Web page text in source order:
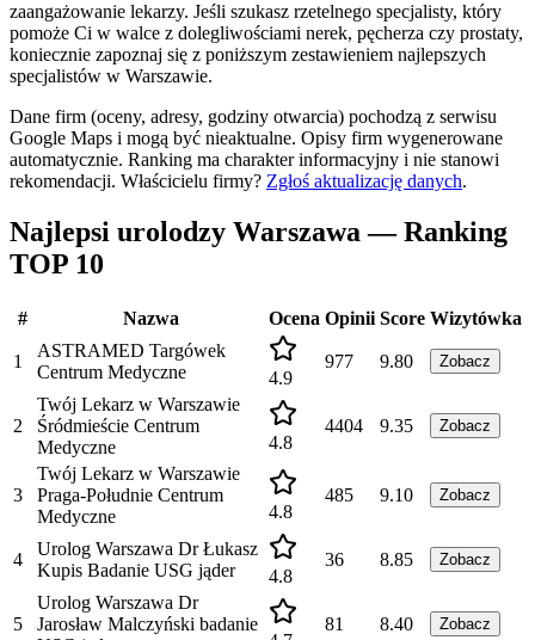
zaangażowanie lekarzy. Jeśli szukasz rzetelnego specjalisty, który
pomoże Ci w walce z dolegliwościami nerek, pęcherza czy prostaty,
koniecznie zapoznaj się z poniższym zestawieniem najlepszych
specjalistów w Warszawie.
Dane firm (oceny, adresy, godziny otwarcia) pochodzą z serwisu
Google Maps i mogą być nieaktualne. Opisy firm wygenerowane
automatycznie. Ranking ma charakter informacyjny i nie stanowi
rekomendacji. Właścicielu firmy? Zgłoś aktualizację danych.
Najlepsi urolodzy Warszawa — Ranking
TOP 10
# Nazwa Ocena Opinii Score Wizytówka
1
ASTRAMED Targówek
Centrum Medyczne
4.9
977 9.80 Zobacz
2
Twój Lekarz w Warszawie
Śródmieście Centrum
Medyczne
4.8
4404 9.35 Zobacz
3
Twój Lekarz w Warszawie
Praga-Południe Centrum
Medyczne
4.8
485 9.10 Zobacz
4
Urolog Warszawa Dr Łukasz
Kupis Badanie USG jąder
4.8
36 8.85 Zobacz
5
️Urolog Warszawa Dr
Jarosław Malczyński badanie
81 8.40 Zobacz